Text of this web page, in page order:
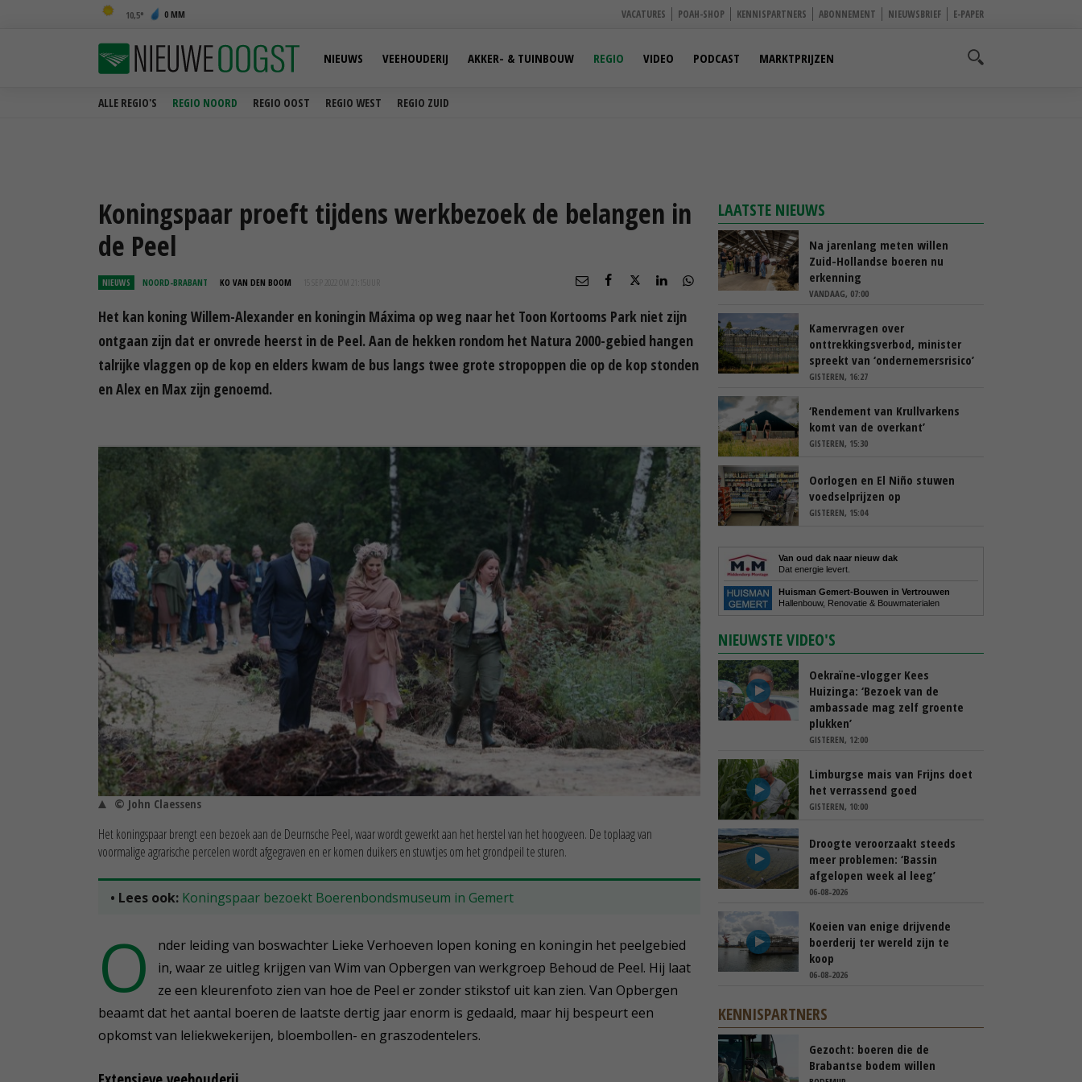
10,5 0 MM VACATURES POAH-SHOP KENNISPARTNERS ABONNEMENT NIEUWSBRIEF E-PAPER
ALLE REGIO'S REGIO NOORD REGIO OOST REGIO WEST REGIO ZUID
NIEUWS VEEHOUDERIJ AKKER- & TUINBOUW REGIO VIDEO PODCAST MARKTPRIJZEN
Koningspaar proeft tijdens werkbezoek de belangen in
de Peel
NIEUWS NOORD-BRABANT KO VAN DEN BOOM 15 SEP 2022 OM 21:15
Het kan koning Willem-Alexander en koningin Máxima op weg naar het Toon Kortooms Park niet zijn
ontgaan zijn dat er onvrede heerst in de Peel. Aan de hekken rondom het Natura 2000-gebied hangen
talrijke vlaggen op de kop en elders kwam de bus langs twee grote stropoppen die op de kop stonden
en Alex en Max zijn genoemd.
© John Claessens
Het koningspaar brengt een bezoek aan de Deurnsche Peel, waar wordt gewerkt aan het herstel van het hoogveen. De toplaag van
voormalige agrarische percelen wordt afgegraven en er komen duikers en stuwtjes om het grondpeil te sturen.
• Lees ook: Koningspaar bezoekt Boerenbondsmuseum in Gemert
O
nder leiding van boswachter Lieke Verhoeven lopen koning en koningin het peelgebied
in, waar ze uitleg krijgen van Wim van Opbergen van werkgroep Behoud de Peel. Hij laat
ze een kleurenfoto zien van hoe de Peel er zonder stikstof uit kan zien. Van Opbergen
beaamt dat het aantal boeren de laatste dertig jaar enorm is gedaald, maar hij bespeurt een
opkomst van leliekwekerijen, bloembollen- en graszodentelers.
LAATSTE NIEUWS
Na jarenlang meten willen
Zuid-Hollandse boeren nu
erkenning
VANDAAG, 07:00
Kamervragen over
onttrekkingsverbod, minister
spreekt van ‘ondernemersrisico’
GISTEREN, 16:27
‘Rendement van Krullvarkens
komt van de overkant’
GISTEREN, 15:30
Oorlogen en El Niño stuwen
voedselprijzen op
GISTEREN, 15:04
Van oud dak naar nieuw dak
Dat energie levert.
Huisman Gemert-Bouwen in Vertrouwen
Hallenbouw, Renovatie & Bouwmaterialen
NIEUWSTE VIDEO'S
Oekraïne-vlogger Kees
Huizinga: ‘Bezoek van de
ambassade mag zelf groente
plukken’
GISTEREN, 12:00
Limburgse mais van Frijns doet
het verrassend goed
GISTEREN, 10:00
Droogte veroorzaakt steeds
meer problemen: ‘Bassin
afgelopen week al leeg’
06-08-2026
Koeien van enige drijvende
boerderij ter wereld zijn te
koop
06-08-2026
KENNISPARTNERS
Gezocht: boeren die de
Brabantse bodem willen